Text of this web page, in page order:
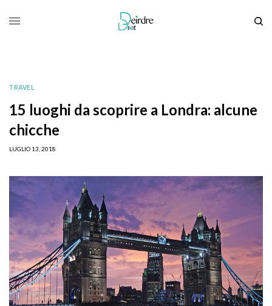
TRAVEL
15 luoghi da scoprire a Londra: alcune
chicche
LUGLIO 13, 2018